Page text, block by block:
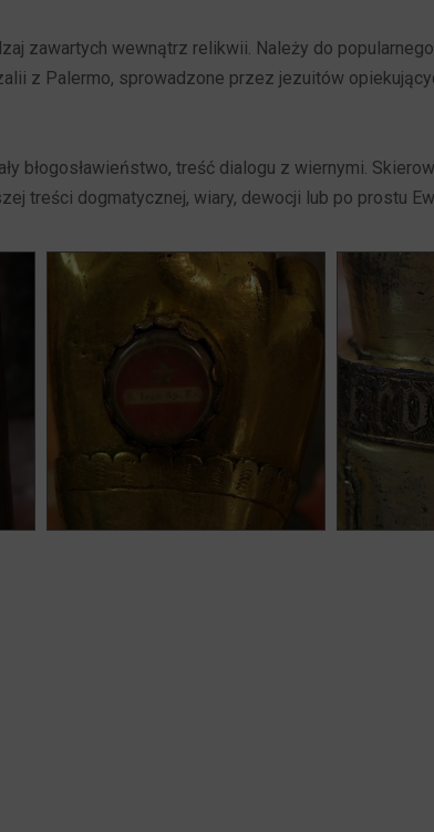
zawartych wewnątrz relikwii. Należy do
z Palermo, sprowadzone przez jezuitów
błogosławieństwo, treść dialogu z wiernymi.
treści dogmatycznej, wiary, dewocji lub po prostu